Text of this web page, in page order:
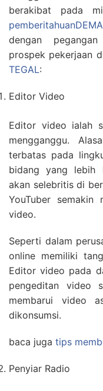
berakibat pada
dengan
prospek pekerjaan
TEGAL:
Editor Video
Editor video ialah
mengganggu.
terbatas pada
bidang yang lebih
akan selebritis di
YouTuber semakin
video.
Seperti dalam
online memiliki
Editor video pada
pengeditan video
membarui video
dikonsumsi.
baca juga tips
Penyiar Radio